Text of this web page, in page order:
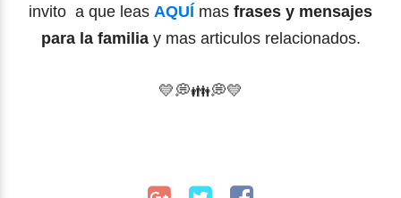
invito a que leas AQUÍ mas frases y mensajes
para la familiay mas articulos relacionados.
💛💭👪💭💛